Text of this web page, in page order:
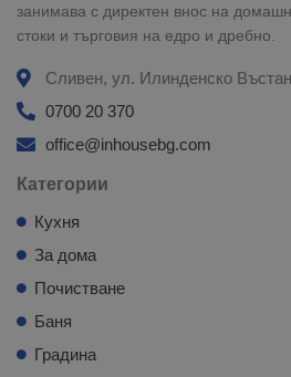
занимава с директен внос на
стоки и търговия на едро и дребно.
Сливен, ул. Илинденско
0700 20 370
office@inhousebg.com
Категории
Кухня
За дома
Почистване
Баня
Градина